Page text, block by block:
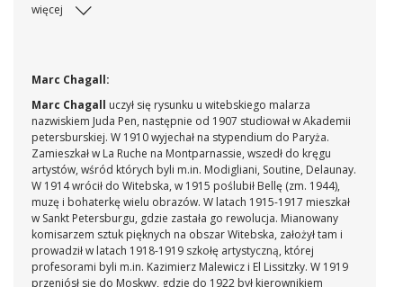
więcej
Marc Chagall:
Marc Chagall uczył się rysunku u witebskiego malarza
nazwiskiem Juda Pen, następnie od 1907 studiował w Akademii
petersburskiej. W 1910 wyjechał na stypendium do Paryża.
Zamieszkał w La Ruche na Montparnassie, wszedł do kręgu
artystów, wśród których byli m.in. Modigliani, Soutine, Delaunay.
W 1914 wrócił do Witebska, w 1915 poślubił Bellę (zm. 1944),
muzę i bohaterkę wielu obrazów. W latach 1915-1917 mieszkał
w Sankt Petersburgu, gdzie zastała go rewolucja. Mianowany
komisarzem sztuk pięknych na obszar Witebska, założył tam i
prowadził w latach 1918-1919 szkołę artystyczną, której
profesorami byli m.in. Kazimierz Malewicz i El Lissitzky. W 1919
przeniósł się do Moskwy, gdzie do 1922 był kierownikiem